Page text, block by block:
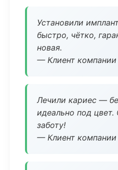
Установили
быстро, чётко,
новая.
— Клиент компании
Лечили кариес —
идеально под цвет.
заботу!
— Клиент компании